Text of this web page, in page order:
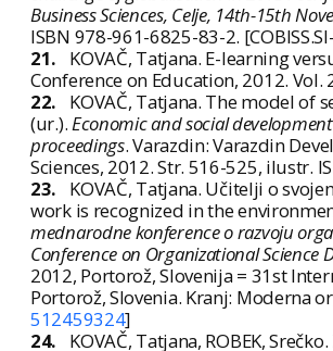
Business Sciences, Celje, 14th-15th
ISBN 978-961-6825-83-2.
21.
KOVAČ, Tatjana. E-learning
Conference on Education, 2012. Vol.
22.
KOVAČ, Tatjana. The model of
(ur.).Economic and social
proceedings. Varazdin: Varazdin
Sciences, 2012. Str. 516-525, ilustr.
23.
KOVAČ, Tatjana. Učitelji o
work is recognized in the
mednarodne konference o razvoju
Conference on Organizational Science
2012, Portorož, Slovenija = 31st
Portorož, Slovenia. Kranj: Moderna
512459324]
24.
KOVAČ, Tatjana, ROBEK,